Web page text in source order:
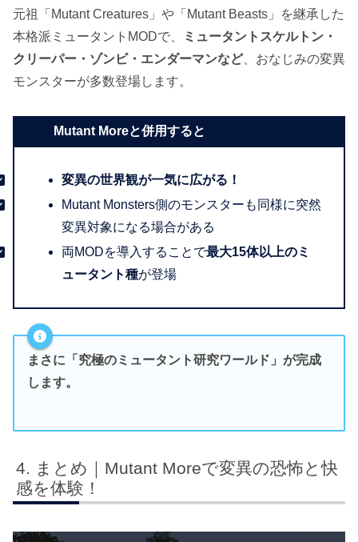
元祖「Mutant Creatures」や「Mutant Beasts」を継承した
本格派ミュータントMODで、
ミュータントスケルトン・
クリーパー・ゾンビ・エンダーマンなど、おなじみの変異
モンスターが多数登場します。
Mutant Moreと併用すると
変異の世界観が一気に広がる！
Mutant Monsters側のモンスターも同様に突然
変異対象になる場合がある
両MODを導入することで最大15体以上のミ
ュータント種が登場
まさに「究極のミュータント研究ワールド」が完成
します。
まとめ｜Mutant Moreで変異の恐怖と快
感を体験！